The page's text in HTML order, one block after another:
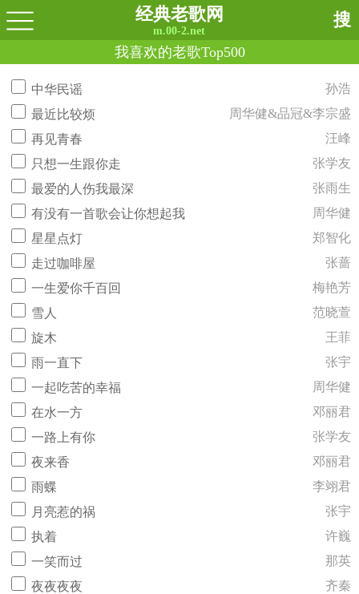
经典老歌网
m.00-2.net
搜
我喜欢的老歌Top500
中华民谣
孙浩
最近比较烦
周华健&品冠&李宗盛
再见青春
汪峰
只想一生跟你走
张学友
最爱的人伤我最深
张雨生
有没有一首歌会让你想起我
周华健
星星点灯
郑智化
走过咖啡屋
张蔷
一生爱你千百回
梅艳芳
雪人
范晓萱
旋木
王菲
雨一直下
张宇
一起吃苦的幸福
周华健
在水一方
邓丽君
一路上有你
张学友
夜来香
邓丽君
雨蝶
李翊君
月亮惹的祸
张宇
执着
许巍
一笑而过
那英
夜夜夜夜
齐秦